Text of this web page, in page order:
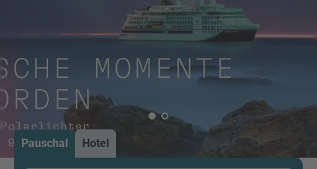
Pauschal Hotel